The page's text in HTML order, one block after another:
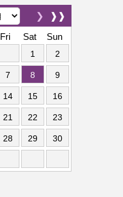
❱❱
❯
Fri Sat Sun
1 2
7 8 9
14 15 16
21 22 23
28 29 30